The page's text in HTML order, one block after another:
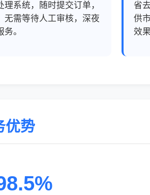
系统，随时提交订单，
无需等待人工审核，深夜
。
省
供
效果
优势